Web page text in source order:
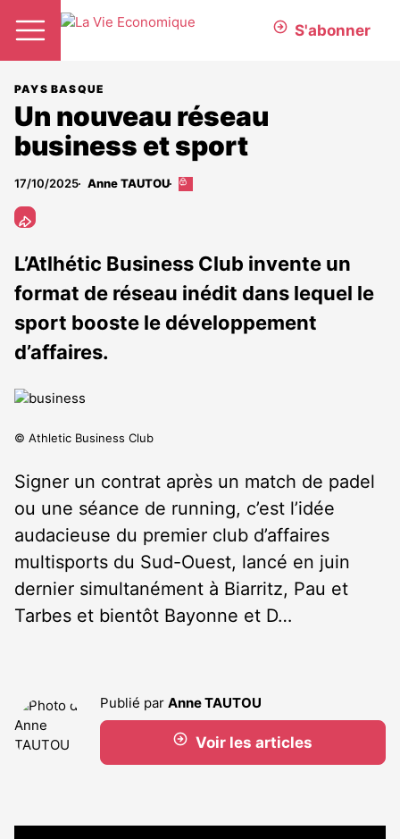
S'abonner
PAYS BASQUE
Un nouveau réseau
business et sport
17/10/2025 Anne TAUTOU
Cet
abonnés
L’Atlhétic Business Club invente un
format de réseau inédit dans lequel le
sport booste le développement
d’affaires.
© Athletic Business Club
Signer un contrat après un match de padel
ou une séance de running, c’est l’idée
audacieuse du premier club d’affaires
multisports du Sud-Ouest, lancé en juin
dernier simultanément à Biarritz, Pau et
Tarbes et bientôt Bayonne et D…
Publié par Anne TAUTOU
Voir les articles